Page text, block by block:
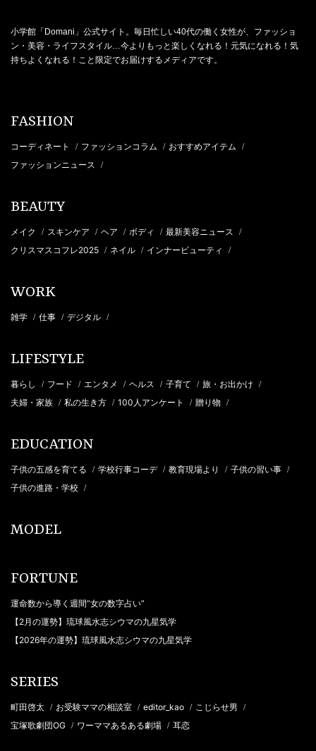
小学館「Domani」公式サイト。毎日忙しい40代の働く女性が、ファッショ
ン・美容・ライフスタイル…今よりもっと楽しくなれる！元気になれる！気
持ちよくなれる！こと限定でお届けするメディアです。
FASHION
コーディネート / ファッションコラム / おすすめアイテム /
ファッションニュース /
BEAUTY
メイク / スキンケア / ヘア / ボディ / 最新美容ニュース /
クリスマスコフレ2025 / ネイル / インナービューティ /
WORK
雑学 / 仕事 / デジタル /
LIFESTYLE
暮らし / フード / エンタメ / ヘルス / 子育て / 旅・お出かけ /
夫婦・家族 / 私の生き方 / 100人アンケート / 贈り物 /
EDUCATION
子供の五感を育てる / 学校行事コーデ / 教育現場より / 子供の習い事 /
子供の進路・学校 /
MODEL
FORTUNE
運命数から導く週間“女の数字占い”
【2月の運勢】琉球風水志シウマの九星気学
【2026年の運勢】琉球風水志シウマの九星気学
SERIES
町田啓太 / お受験ママの相談室 / editor_kao / こじらせ男 /
宝塚歌劇団OG / ワーママあるある劇場 / 耳恋